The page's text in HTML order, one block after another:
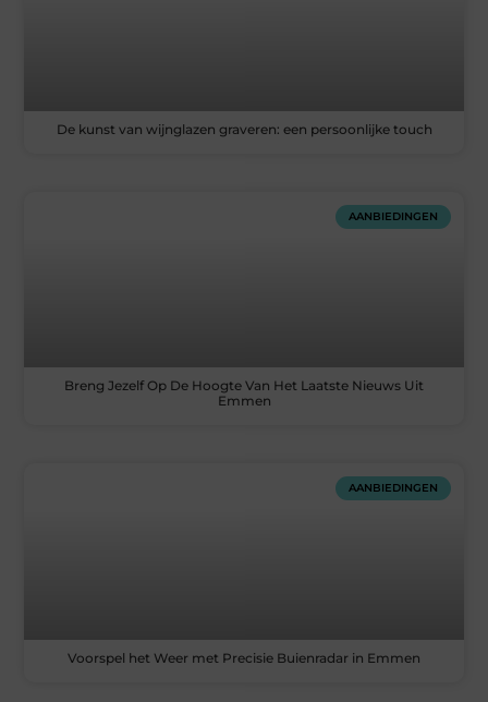
De kunst van wijnglazen graveren: een persoonlijke touch
AANBIEDINGEN
Breng Jezelf Op De Hoogte Van Het Laatste Nieuws Uit
Emmen
AANBIEDINGEN
Voorspel het Weer met Precisie Buienradar in Emmen